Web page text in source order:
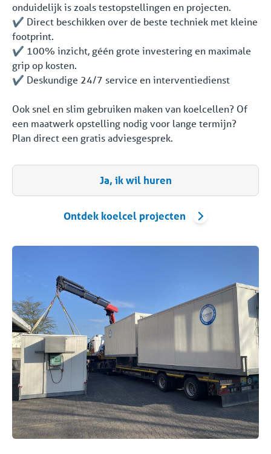
onduidelijk is zoals testopstellingen en projecten.
✔️ Direct beschikken over de beste techniek met kleine
footprint.
✔️ 100% inzicht, géén grote investering en maximale
grip op kosten.
✔️ Deskundige 24/7 service en interventiedienst
Ook snel en slim gebruiken maken van koelcellen? Of
een maatwerk opstelling nodig voor lange termijn?
Plan direct een gratis adviesgesprek.
Ja, ik wil huren
Ontdek koelcel projecten